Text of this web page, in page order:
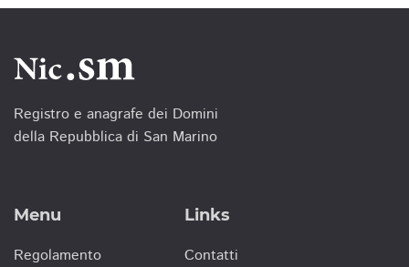
Registro e anagrafe dei Domini
della Repubblica di San Marino
Menu
Regolamento
Links
Contatti